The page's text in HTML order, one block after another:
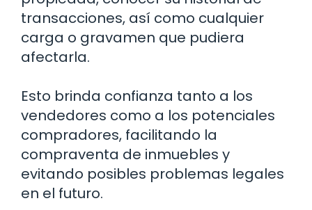
transacciones, así como cualquier
carga o gravamen que pudiera
afectarla.
Esto brinda confianza tanto a los
vendedores como a los potenciales
compradores, facilitando la
compraventa de inmuebles y
evitando posibles problemas legales
en el futuro.